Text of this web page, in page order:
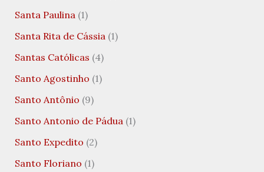
Santa Paulina (1)
Santa Rita de Cássia (1)
Santas Católicas (4)
Santo Agostinho (1)
Santo Antônio (9)
Santo Antonio de Pádua (1)
Santo Expedito (2)
Santo Floriano (1)